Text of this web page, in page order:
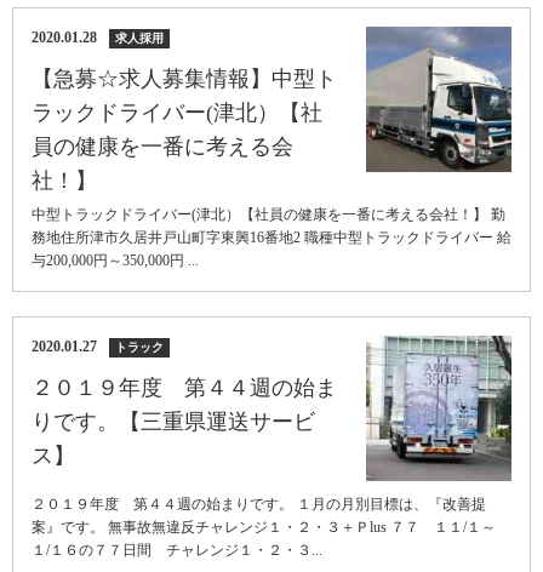
2020.01.28 求人採用
【急募☆求人募集情報】中型ト
ラックドライバー(津北）【社
員の健康を一番に考える会
社！】
中型トラックドライバー(津北）【社員の健康を一番に考える会社！】 勤
務地住所津市久居井戸山町字東興16番地2 職種中型トラックドライバー 給
与200,000円～350,000円 ...
2020.01.27 トラック
２０１９年度 第４４週の始ま
りです。【三重県運送サービ
ス】
２０１９年度 第４４週の始まりです。 １月の月別目標は、『改善提
案』です。 無事故無違反チャレンジ１・２・３＋Ｐlus ７７ １１/１～
１/１６の７７日間 チャレンジ１・２・３...